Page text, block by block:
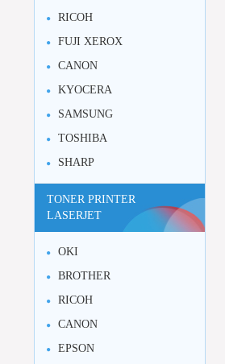
RICOH
FUJI XEROX
CANON
KYOCERA
SAMSUNG
TOSHIBA
SHARP
TONER PRINTER
LASERJET
OKI
BROTHER
RICOH
CANON
EPSON